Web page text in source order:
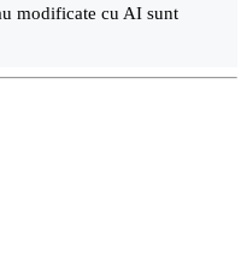
modificate cu AI sunt